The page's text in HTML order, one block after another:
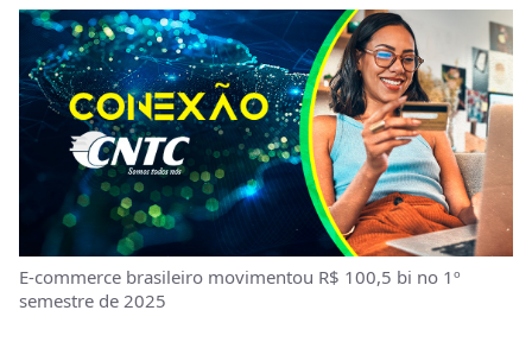
E-commerce brasileiro movimentou R$ 100,5 bi no 1º
semestre de 2025